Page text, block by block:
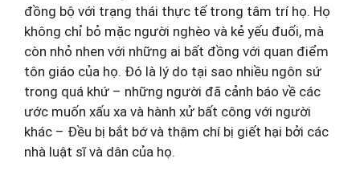
đồng bộ với trạng thái thực tế trong tâm trí họ. Họ
không chỉ bỏ mặc người nghèo và kẻ yếu đuối, mà
còn nhỏ nhen với những ai bất đồng với quan điểm
tôn giáo của họ. Đó là lý do tại sao nhiều ngôn sứ
trong quá khứ – những người đã cảnh báo về các
ước muốn xấu xa và hành xử bất công với người
khác – Đều bị bắt bớ và thậm chí bị giết hại bởi các
nhà luật sĩ và dân của họ.